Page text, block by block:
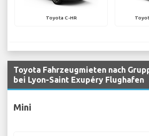
Toyota C-HR
Toyota Fahrzeugmieten nach
bei Lyon-Saint Exupéry Flughafen
Mini